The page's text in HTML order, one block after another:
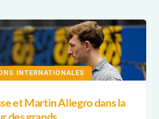
INTERNATIONALES
et Martin Allegro dans la
des grands.